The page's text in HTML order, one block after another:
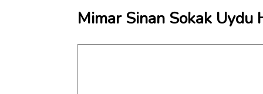
Mimar Sinan Sokak Uydu